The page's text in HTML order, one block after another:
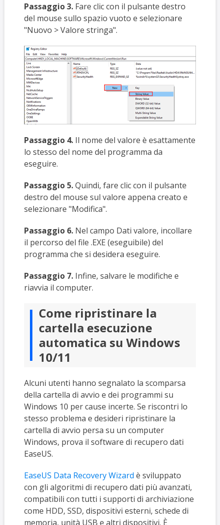
Passaggio 3.Fare clic con il pulsante destro
del mouse sullo spazio vuoto e selezionare
"Nuovo > Valore stringa".
Passaggio 4.Il nome del valore è esattamente
lo stesso del nome del programma da
eseguire.
Passaggio 5.Quindi, fare clic con il pulsante
destro del mouse sul valore appena creato e
selezionare "Modifica".
Passaggio 6.Nel campo Dati valore, incollare
il percorso del file .EXE (eseguibile) del
programma che si desidera eseguire.
Passaggio 7.Infine, salvare le modifiche e
riavvia il computer.
Come ripristinare la
cartella esecuzione
automatica su Windows
10/11
Alcuni utenti hanno segnalato la scomparsa
della cartella di avvio e dei programmi su
Windows 10 per cause incerte. Se riscontri lo
stesso problema e desideri ripristinare la
cartella di avvio persa su un computer
Windows, prova il software di recupero dati
EaseUS.
EaseUS Data Recovery Wizard è sviluppato
con gli algoritmi di recupero dati più avanzati,
compatibili con tutti i supporti di archiviazione
come HDD, SSD, dispositivi esterni, schede di
memoria, unità USB e altri dispositivi. È